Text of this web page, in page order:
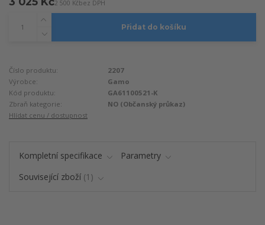
2 500 Kčbez DPH
Přidat do košíku
Číslo produktu:
2207
Výrobce:
Gamo
Kód produktu:
GA61100521-K
Zbraň kategorie:
NO (Občanský průkaz)
Hlídat cenu / dostupnost
Kompletní specifikace
Parametry
Související zboží 1